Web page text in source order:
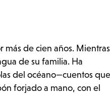
de cien años. Mientras
de su familia. Ha
del océano—cuentos que
forjado a mano, con el